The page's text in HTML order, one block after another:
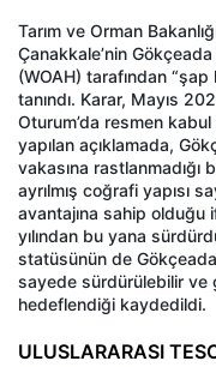
Tarım ve Orman
Çanakkale’nin
(WOAH) tarafından “şap
tanındı. Karar, Mayıs
Oturum’da resmen kabul
yapılan açıklamada,
vakasına rastlanmadığı
ayrılmış coğrafi yapısı
avantajına sahip olduğu
yılından bu yana
statüsünün de
sayede sürdürülebilir ve
hedeflendiği kaydedildi.
ULUSLARARASI